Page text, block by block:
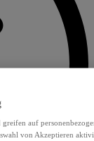
auf
von Akzeptieren